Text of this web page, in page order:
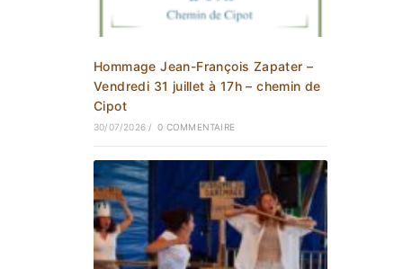
Hommage Jean-François Zapater –
Vendredi 31 juillet à 17h – chemin de
Cipot
30/07/2026 / 0 COMMENTAIRE